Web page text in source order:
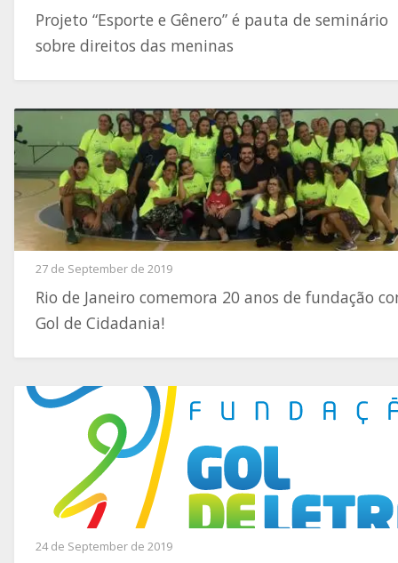
Projeto “Esporte e Gênero” é pauta de seminário
sobre direitos das meninas
27 de September de 2019
Rio de Janeiro comemora 20 anos de fundação
Gol de Cidadania!
24 de September de 2019